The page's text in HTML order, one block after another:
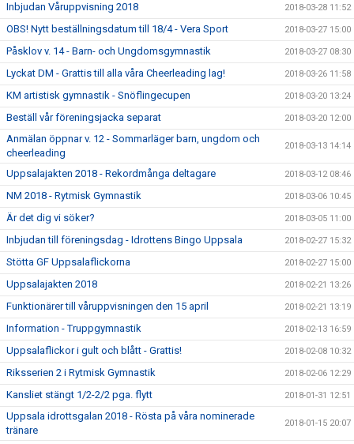
Inbjudan Våruppvisning 2018 2018-03-28 11:52
OBS! Nytt beställningsdatum till 18/4 - Vera Sport 2018-03-27 15:00
Påsklov v. 14 - Barn- och Ungdomsgymnastik 2018-03-27 08:30
Lyckat DM - Grattis till alla våra Cheerleading lag! 2018-03-26 11:58
KM artistisk gymnastik - Snöflingecupen 2018-03-20 13:24
Beställ vår föreningsjacka separat 2018-03-20 12:00
Anmälan öppnar v. 12 - Sommarläger barn, ungdom och
cheerleading
2018-03-13 14:14
Uppsalajakten 2018 - Rekordmånga deltagare 2018-03-12 08:46
NM 2018 - Rytmisk Gymnastik 2018-03-06 10:45
Är det dig vi söker? 2018-03-05 11:00
Inbjudan till föreningsdag - Idrottens Bingo Uppsala 2018-02-27 15:32
Stötta GF Uppsalaflickorna 2018-02-27 15:00
Uppsalajakten 2018 2018-02-21 13:26
Funktionärer till våruppvisningen den 15 april 2018-02-21 13:19
Information - Truppgymnastik 2018-02-13 16:59
Uppsalaflickor i gult och blått - Grattis! 2018-02-08 10:32
Riksserien 2 i Rytmisk Gymnastik 2018-02-06 12:29
Kansliet stängt 1/2-2/2 pga. flytt 2018-01-31 12:51
Uppsala idrottsgalan 2018 - Rösta på våra nominerade
tränare
2018-01-15 20:07